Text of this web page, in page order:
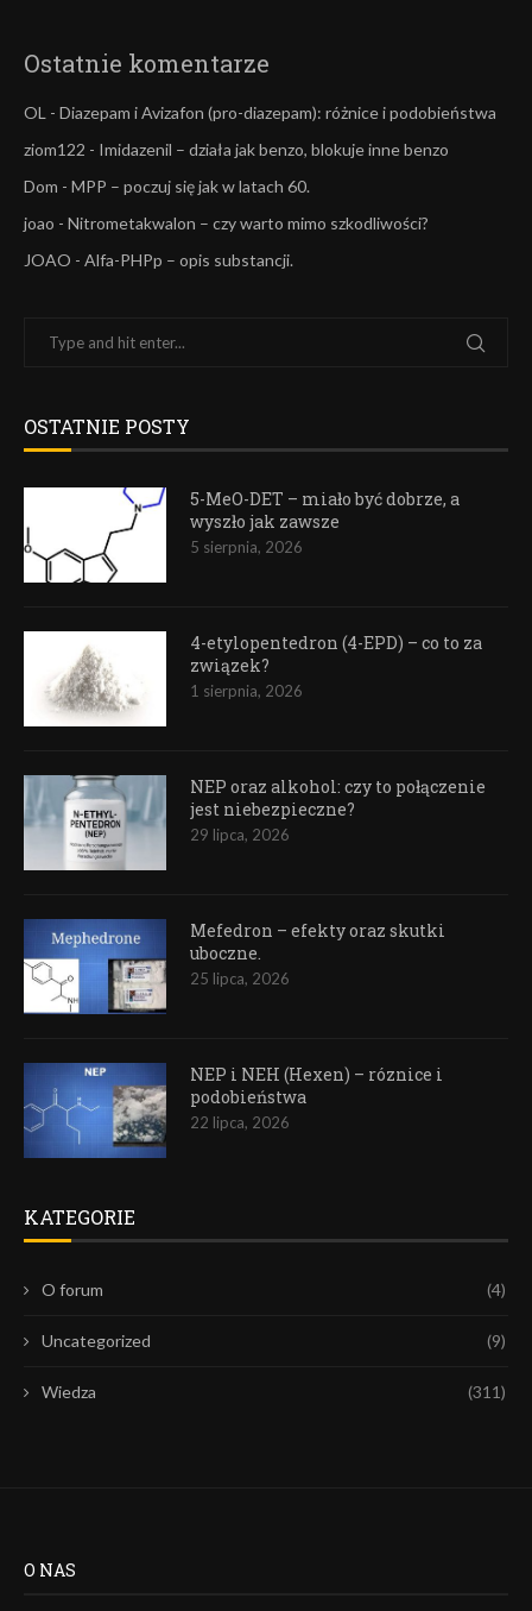
Ostatnie komentarze
OL - Diazepam i Avizafon (pro-diazepam): różnice i podobieństwa
ziom122 - Imidazenil – działa jak benzo, blokuje inne benzo
Dom - MPP – poczuj się jak w latach 60.
joao - Nitrometakwalon – czy warto mimo szkodliwości?
JOAO - Alfa-PHPp – opis substancji.
OSTATNIE POSTY
5-MeO-DET – miało być dobrze, a
wyszło jak zawsze
5 sierpnia, 2026
4-etylopentedron (4-EPD) – co to za
związek?
1 sierpnia, 2026
NEP oraz alkohol: czy to połączenie
jest niebezpieczne?
29 lipca, 2026
Mefedron – efekty oraz skutki
uboczne.
25 lipca, 2026
NEP i NEH (Hexen) – róznice i
podobieństwa
22 lipca, 2026
KATEGORIE
O forum (4)
Uncategorized (9)
Wiedza (311)
O NAS